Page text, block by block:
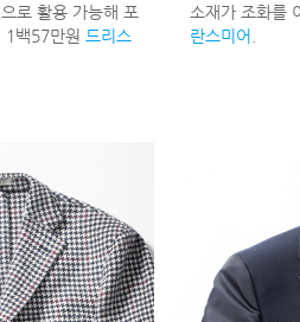
로 활용 가능해 포
1백57만원 드리스
소재가 조화를
란스미어